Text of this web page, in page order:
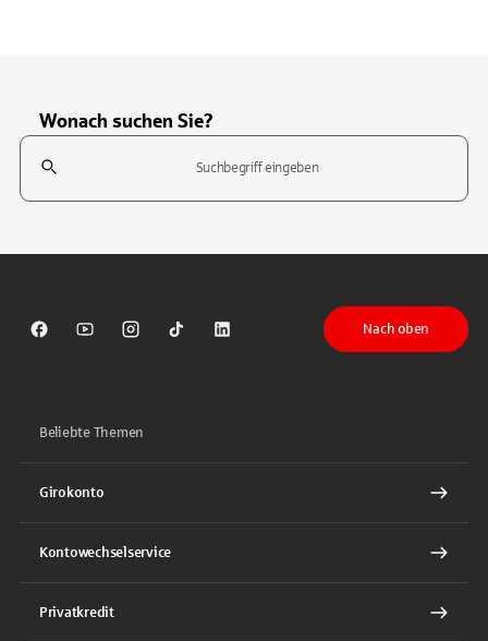
Wonach suchen Sie?
Suchfeld
Sparkasse auf Facebook
Sparkasse auf Youtube
Sparkasse auf Instagram
Sparkasse auf TikTok
Sparkasse auf LinkedIn
Nach oben
Beliebte Themen
Girokonto
Kontowechselservice
Privatkredit